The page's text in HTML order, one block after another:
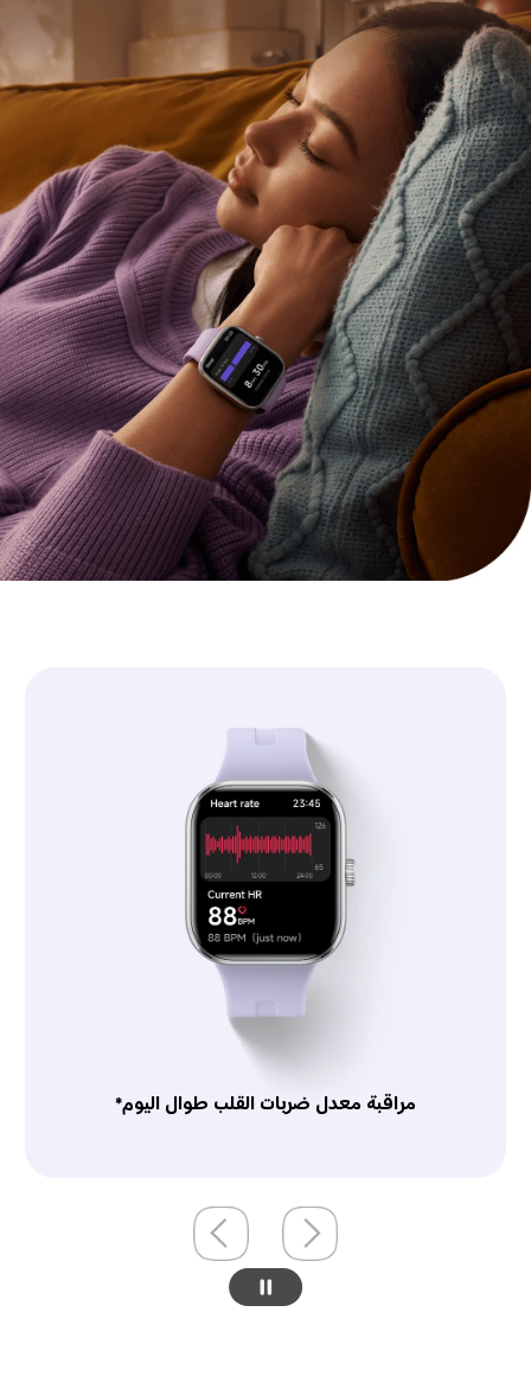
مراقبة تشبّع الدم المحيطي بالأكسجين طوال اليوم*